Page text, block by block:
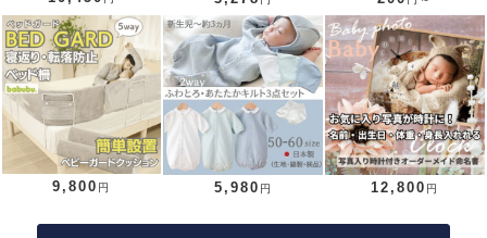
9,800 円 5,980 円 12,800 円